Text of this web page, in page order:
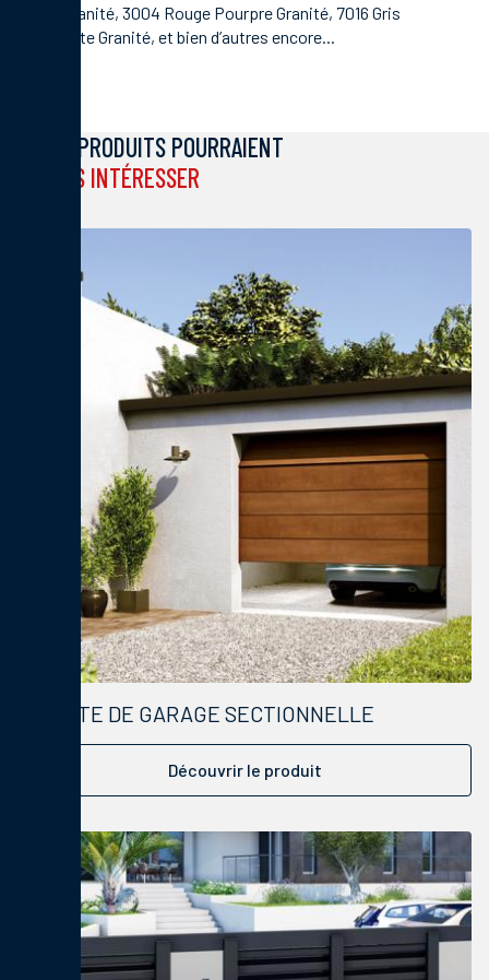
Sépia Granité, 3004 Rouge Pourpre Granité, 7016 Gris
Anthracite Granité, et bien d’autres encore...
CES PRODUITS POURRAIENT
VOUS INTÉRESSER
PORTE DE GARAGE SECTIONNELLE
Découvrir le produit